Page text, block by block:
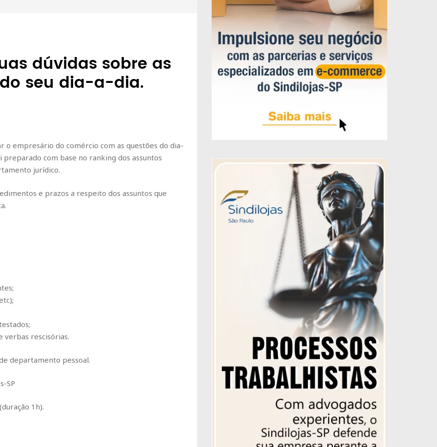
dúvidas sobre as
seu dia-a-dia.
o empresário do comércio com as questões do dia-
com base no ranking dos assuntos
jurídico.
e prazos a respeito dos assuntos que
verbas rescisórias.
departamento pessoal.
SP
1h).